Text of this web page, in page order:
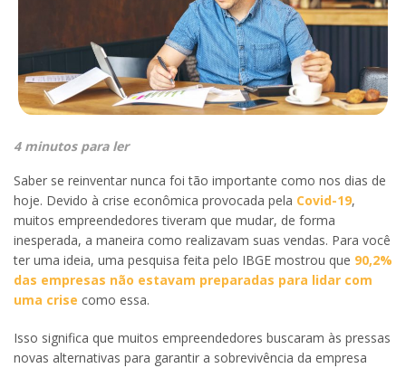
4 minutos para ler
Saber se reinventar nunca foi tão importante como nos dias de
hoje. Devido à crise econômica provocada pela Covid-19,
muitos empreendedores tiveram que mudar, de forma
inesperada, a maneira como realizavam suas vendas. Para você
ter uma ideia, uma pesquisa feita pelo IBGE mostrou que 90,2%
das empresas não estavam preparadas para lidar com
uma crise como essa.
Isso significa que muitos empreendedores buscaram às pressas
novas alternativas para garantir a sobrevivência da empresa